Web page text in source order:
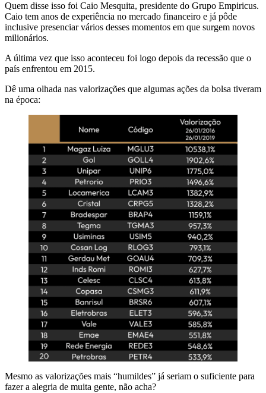
Quem disse isso foi Caio Mesquita, presidente do Grupo Empiricus.
Caio tem anos de experiência no mercado financeiro e já pôde
inclusive presenciar vários desses momentos em que surgem novos
milionários.
A última vez que isso aconteceu foi logo depois da recessão que o
país enfrentou em 2015.
Dê uma olhada nas valorizações que algumas ações da bolsa tiveram
na época:
Mesmo as valorizações mais “humildes” já seriam o suficiente para
fazer a alegria de muita gente, não acha?